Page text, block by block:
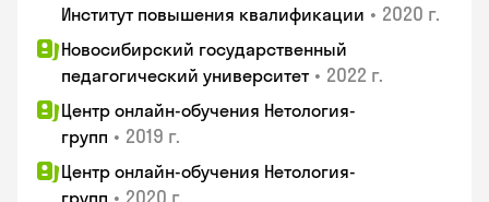
Институт повышения квалификации • 2020 г.
Новосибирский государственный
педагогический университет • 2022 г.
Центр онлайн-обучения Нетология-
групп • 2019 г.
Центр онлайн-обучения Нетология-
групп